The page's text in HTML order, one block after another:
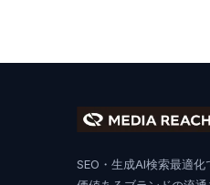
SEO・生成AI検索最適化